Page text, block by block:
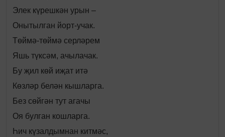
Элек күрешкән урын –
Онытылган йорт-учак.
Төймә-төймә серләрем
Яшь түксәм, ачылачак.
Бу җил көй иҗат итә
Көзләр белән кышларга.
Без сөйгән тут агачы
Оя булган кошларга.
Һич күзалдымнан китмәс,